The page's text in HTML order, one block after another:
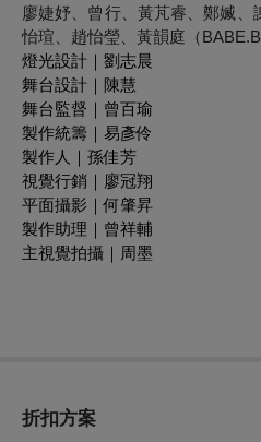
廖婕妤、 曾行、黃芃睿、鄭媙、
怡瑄、 趙怡瑩、黃韻庭（
燈光設計｜劉志晨
舞台設計｜陳慧
舞台監督｜曾百瑜
製作統籌｜易彥伶
製作人｜孫佳芳
視覺行銷｜廖冠翔
平面攝影｜何肇昇
製作助理｜曾祥輔
主視覺拍攝｜周墨
折扣方案